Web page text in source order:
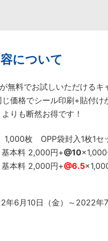
について
無料でお試しいただけるキ
価格でシール印刷+貼付け
りも断然お得です！
枚 OPP袋封入1枚1セ
2,000円+@10
本料 2,000円+@6.5
年6月10日（金）～2022年7